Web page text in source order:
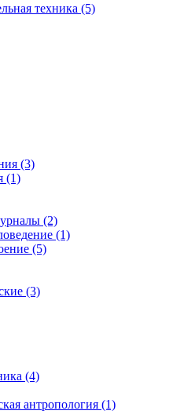
техника (5)
(3)
(1)
(2)
(1)
(5)
(3)
(4)
антропология (1)